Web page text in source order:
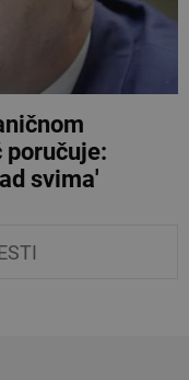
poručuje:
svima'